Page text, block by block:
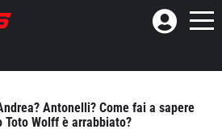
Antonelli? Come fai a sapere
Toto Wolff è arrabbiato?